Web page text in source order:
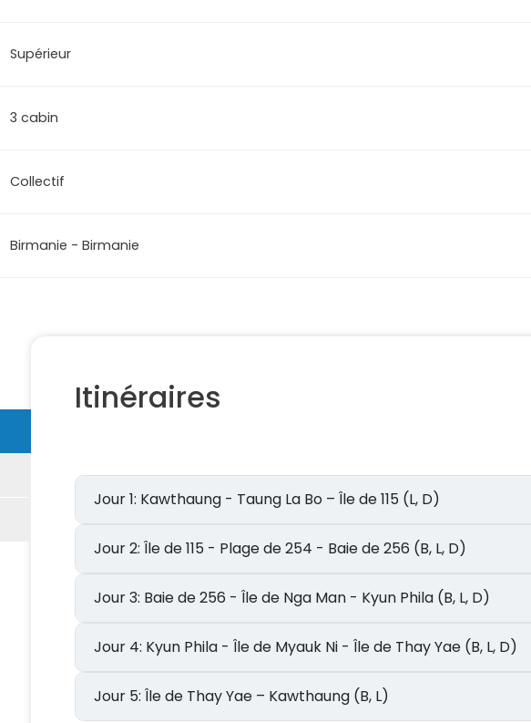
Supérieur
3 cabin
Collectif
Birmanie - Birmanie
Itinéraires
Jour 1: Kawthaung - Taung La Bo – Île de 115 (L, D)
Jour 2: Île de 115 - Plage de 254 - Baie de 256 (B, L, D)
Jour 3: Baie de 256 - Île de Nga Man - Kyun Phila (B, L, D)
Jour 4: Kyun Phila - Île de Myauk Ni - Île de Thay Yae (B, L, D)
Jour 5: Île de Thay Yae – Kawthaung (B, L)